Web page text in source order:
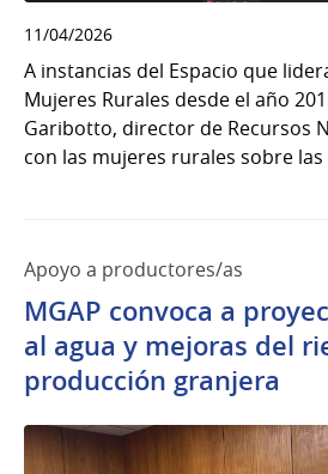
11/04/2026
A instancias del Espacio que
Mujeres Rurales desde el año
Garibotto, director de Recursos
con las mujeres rurales sobre las
Apoyo a productores/as
MGAP convoca a
al agua y mejoras del
producción granjera